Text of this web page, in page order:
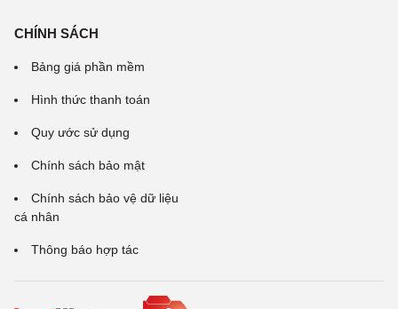
CHÍNH SÁCH
Bảng giá phần mềm
Hình thức thanh toán
Quy ước sử dụng
Chính sách bảo mật
Chính sách bảo vệ dữ liệu
cá nhân
Thông báo hợp tác